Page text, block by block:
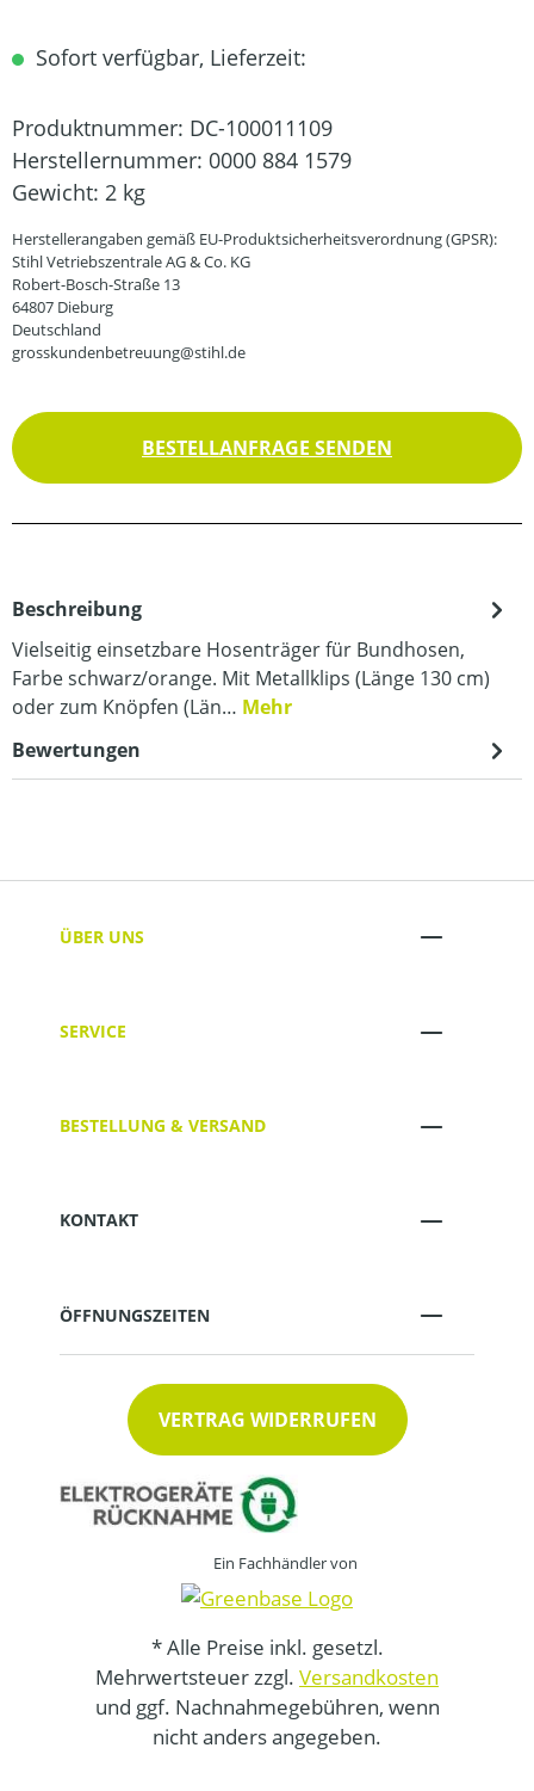
Sofort verfügbar, Lieferzeit:
Produktnummer: DC-100011109
Herstellernummer: 0000 884 1579
Gewicht: 2 kg
Herstellerangaben gemäß EU-Produktsicherheitsverordnung (GPSR):
Stihl Vetriebszentrale AG & Co. KG
Robert-Bosch-Straße 13
64807 Dieburg
Deutschland
grosskundenbetreuung@stihl.de
BESTELLANFRAGE SENDEN
Beschreibung
Vielseitig einsetzbare Hosenträger für Bundhosen,
Farbe schwarz/orange. Mit Metallklips (Länge 130 cm)
oder zum Knöpfen (Län… Mehr
Bewertungen
ÜBER UNS
SERVICE
BESTELLUNG & VERSAND
KONTAKT
ÖFFNUNGSZEITEN
VERTRAG WIDERRUFEN
Ein Fachhändler von
* Alle Preise inkl. gesetzl.
Mehrwertsteuer zzgl. Versandkosten
und ggf. Nachnahmegebühren, wenn
nicht anders angegeben.